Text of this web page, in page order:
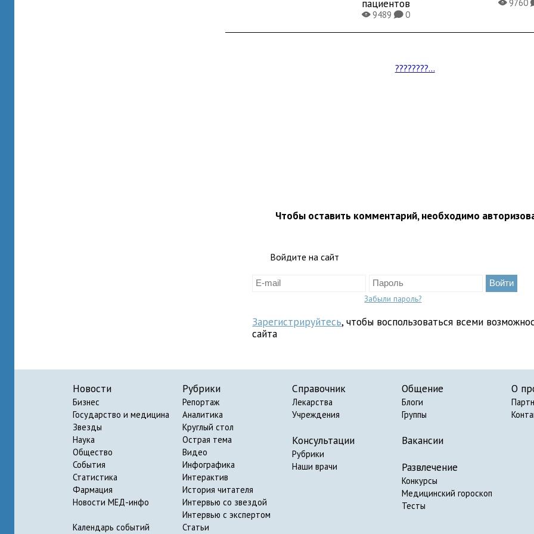
пациентов
X9489K0
X9760
????????...
Чтобы оставить комментарий, необходимо
Войдите на сайт
Забыли пароль?
Зарегистрируйтесь, чтобы воспользоваться всеми
сайта
Новости
Бизнес
Государство и медицина
Звезды
Наука
Общество
События
Статистика
Фармация
Новости МЕД-инфо
Календарь событий
Рубрики
Репортаж
Аналитика
Круглый стол
Острая тема
Видео
Инфографика
Интерактив
История читателя
Интервью со звездой
Интервью с экспертом
Статьи
Справочник
Лекарства
Учреждения
Консультации
Рубрики
Наши врачи
Общение
Блоги
Группы
Вакансии
Развлечение
Конкурсы
Медицинский гороскоп
Тесты
О